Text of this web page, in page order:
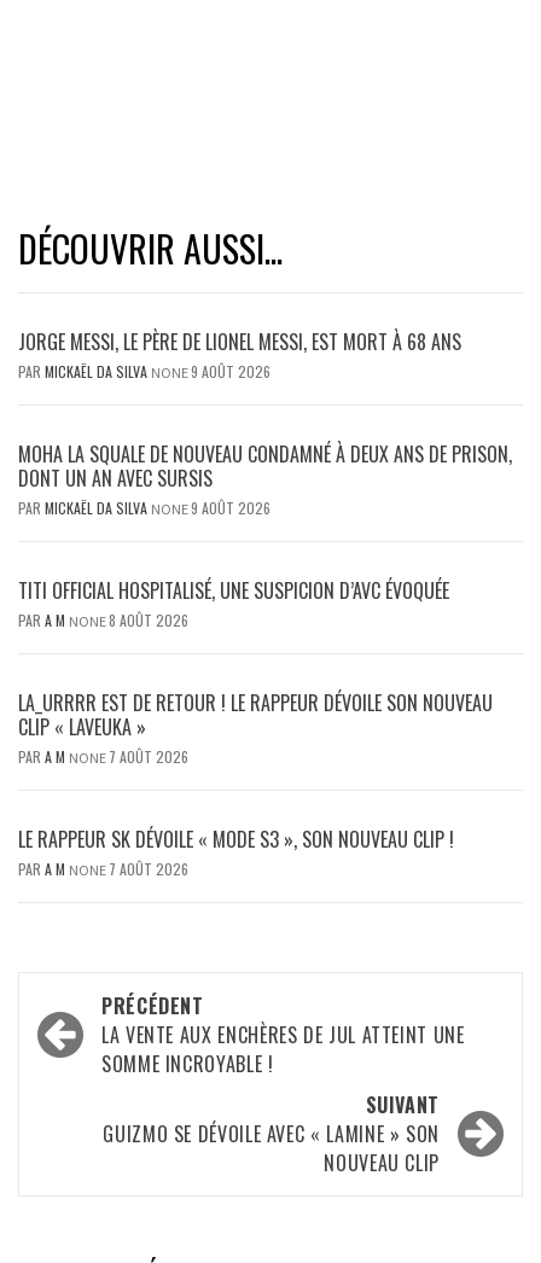
DÉCOUVRIR AUSSI...
JORGE MESSI, LE PÈRE DE LIONEL MESSI, EST MORT À 68 ANS
PAR MICKAËL DA SILVA NONE9 AOÛT 2026
MOHA LA SQUALE DE NOUVEAU CONDAMNÉ À DEUX ANS DE PRISON,
DONT UN AN AVEC SURSIS
PAR MICKAËL DA SILVA NONE9 AOÛT 2026
TITI OFFICIAL HOSPITALISÉ, UNE SUSPICION D’AVC ÉVOQUÉE
PAR A M NONE8 AOÛT 2026
LA_URRRR EST DE RETOUR ! LE RAPPEUR DÉVOILE SON NOUVEAU
CLIP « LAVEUKA »
PAR A M NONE 7 AOÛT 2026
LE RAPPEUR SK DÉVOILE « MODE S3 », SON NOUVEAU CLIP !
PAR A M NONE 7 AOÛT 2026
Navigation
d’article
PRÉCÉDENT
LA VENTE AUX ENCHÈRES DE JUL ATTEINT UNE
SOMME INCROYABLE !
SUIVANT
GUIZMO SE DÉVOILE AVEC « LAMINE » SON
NOUVEAU CLIP